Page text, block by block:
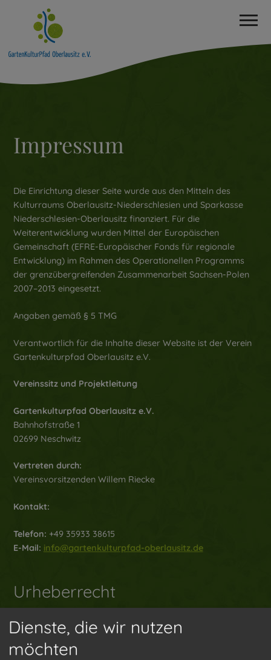
Impressum
Die Einrichtung dieser Seite wurde aus den Mitteln des
Kulturraums Oberlausitz-Niederschlesien und Sparkasse
Niederschlesien-Oberlausitz finanziert. Für die
Weiterentwicklung wurden Mittel der Europäischen
Gemeinschaft (EFRE-Europäischer Fonds für regionale
Entwicklung) im Rahmen des Operationellen Programms
der grenzübergreifenden Zusammenarbeit Sachsen-Polen
2007–2013 eingesetzt.
Angaben gemäß § 5 TMG
Verantwortlich für die Inhalte dieser Website ist der Verein
Gartenkulturpfad Oberlausitz e.V.
Vereinssitz und Projektleitung
Gartenkulturpfad Oberlausitz e.V.
Bahnhofstraße 1
02699 Neschwitz
Vertreten durch:
Vereinsvorsitzenden Willem Riecke
Kontakt:
Telefon: +49 35933 38615
E-Mail: info@gartenkulturpfad-oberlausitz.de
Urheberrecht
Der Inhalt dieser Website ist urheberrechtlich geschützt. Alle
Rechte, auch die der Verwendung des Logos, der
Dienste, die wir nutzen
möchten